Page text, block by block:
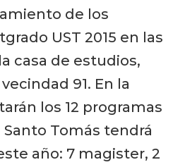
de los
UST 2015 en las
casa de estudios,
91. En la
los 12 programas
Tomás tendrá
año: 7 magister, 2